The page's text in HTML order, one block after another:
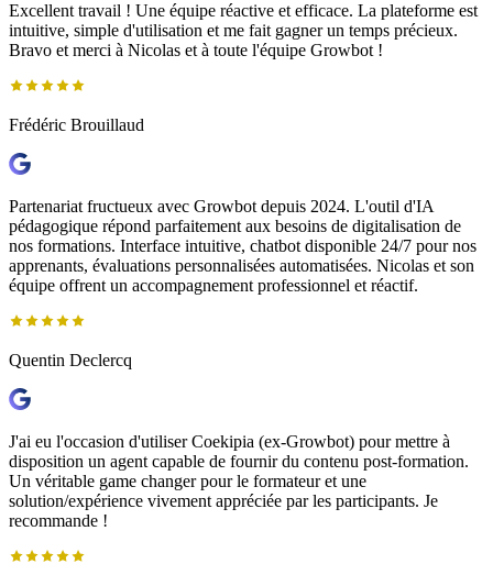
Excellent travail ! Une équipe réactive et efficace. La plateforme est
intuitive, simple d'utilisation et me fait gagner un temps précieux.
Bravo et merci à Nicolas et à toute l'équipe Growbot !
Frédéric Brouillaud
Partenariat fructueux avec Growbot depuis 2024. L'outil d'IA
pédagogique répond parfaitement aux besoins de digitalisation de
nos formations. Interface intuitive, chatbot disponible 24/7 pour nos
apprenants, évaluations personnalisées automatisées. Nicolas et son
équipe offrent un accompagnement professionnel et réactif.
Quentin Declercq
J'ai eu l'occasion d'utiliser Coekipia (ex-Growbot) pour mettre à
disposition un agent capable de fournir du contenu post-formation.
Un véritable game changer pour le formateur et une
solution/expérience vivement appréciée par les participants. Je
recommande !